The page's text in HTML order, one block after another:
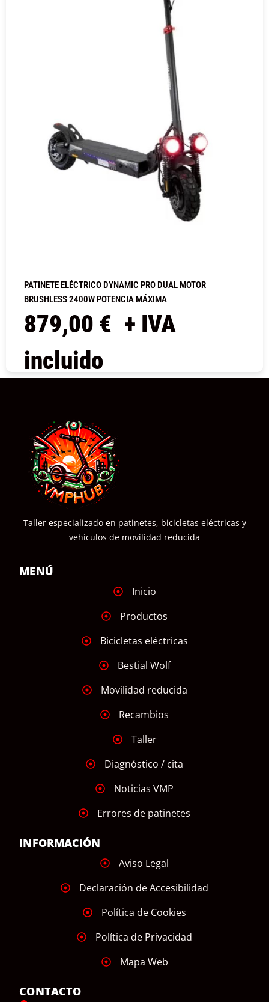
PATINETE ELÉCTRICO DYNAMIC PRO DUAL MOTOR
BRUSHLESS 2400W POTENCIA MÁXIMA
879,00 € + IVA
incluido
Taller especializado en patinetes, bicicletas eléctricas y
vehículos de movilidad reducida
MENÚ
Inicio
Productos
Bicicletas eléctricas
Bestial Wolf
Movilidad reducida
Recambios
Taller
Diagnóstico / cita
Noticias VMP
Errores de patinetes
INFORMACIÓN
Aviso Legal
Declaración de Accesibilidad
Política de Cookies
Política de Privacidad
Mapa Web
CONTACTO